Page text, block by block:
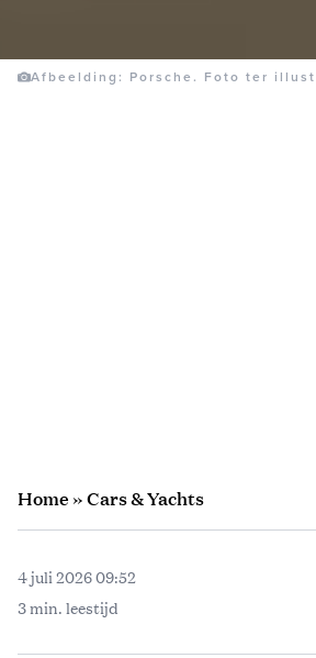
Afbeelding: Porsche. Foto ter
Home»Cars & Yachts
4 juli 2026 09:52
3 min. leestijd